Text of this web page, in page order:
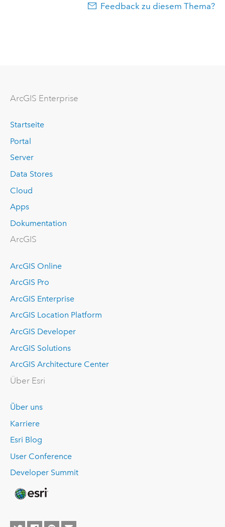
Feedback zu diesem Thema?
ArcGIS Enterprise
Startseite
Portal
Server
Data Stores
Cloud
Apps
Dokumentation
ArcGIS
ArcGIS Online
ArcGIS Pro
ArcGIS Enterprise
ArcGIS Location Platform
ArcGIS Developer
ArcGIS Solutions
ArcGIS Architecture Center
Über Esri
Über uns
Karriere
Esri Blog
User Conference
Developer Summit